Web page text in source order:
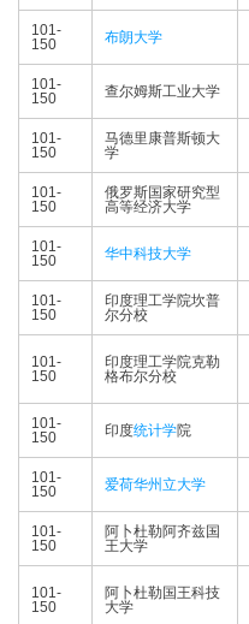
101-
150
布朗大学
101-
150
查尔姆斯工业大学
101-
150
马德里康普斯顿大
学
101-
150
俄罗斯国家研究型
高等经济大学
101-
150
华中科技大学
101-
150
印度理工学院坎普
尔分校
101-
150
印度理工学院克勒
格布尔分校
101-
150
印度统计学院
101-
150
爱荷华州立大学
101-
150
阿卜杜勒阿齐兹国
王大学
101-
150
阿卜杜勒国王科技
大学